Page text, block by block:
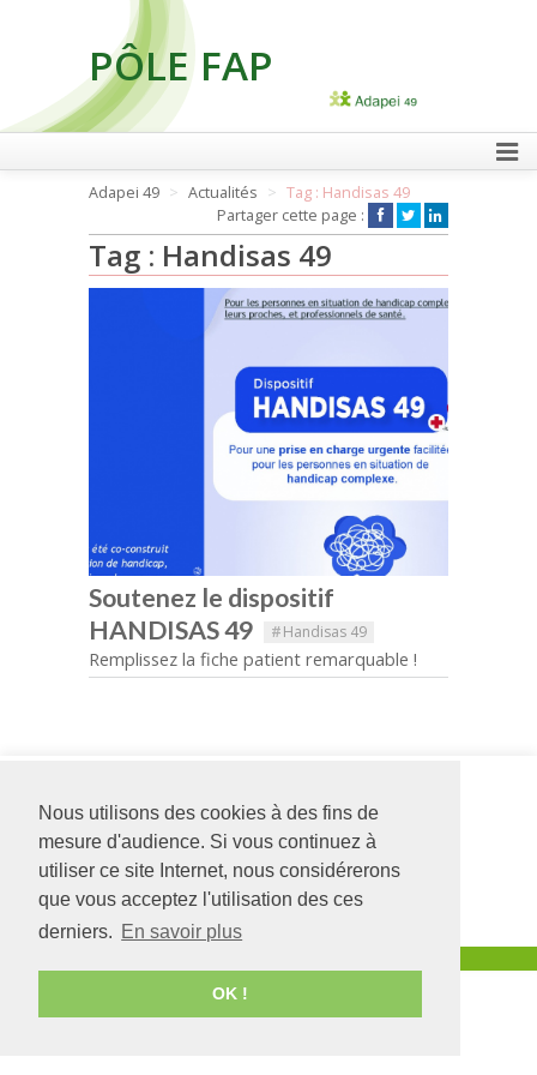
Nous utilisons des cookies à des fins de
mesure d'audience. Si vous continuez à
utiliser ce site Internet, nous considérerons
que vous acceptez l'utilisation des ces
derniers. En savoir plus
OK !
PÔLE FAP
FAIRE UN DON
Adapei 49 Actualités
Tag : Handisas 49
Partager cette page :
Tag : Handisas 49
Soutenez le dispositif
HANDISAS 49
#Handisas 49
Remplissez la fiche patient remarquable !
126 rue Saint Léonard
BP 71857
49018AngersCEDEX
01
02 41 68 98 50
www.adapei49.asso.fr
Formation
12 bis rue de
l'Asile Saint-
Joseph
49000
02 41 88 63 27